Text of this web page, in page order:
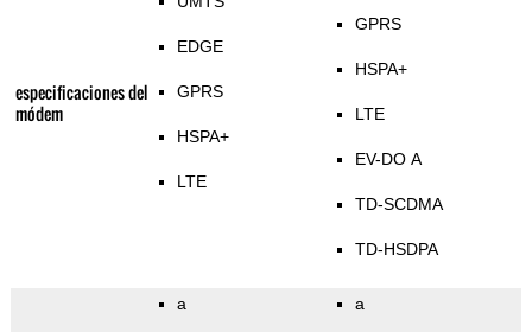
especificaciones del
módem
EDGE
GPRS
HSPA+
LTE
GPRS
HSPA+
LTE
EV-DO A
TD-SCDMA
TD-HSDPA
a a